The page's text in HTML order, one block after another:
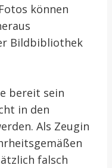
können
Bildbibliothek
bereit sein
in den
Als Zeugin
falsch